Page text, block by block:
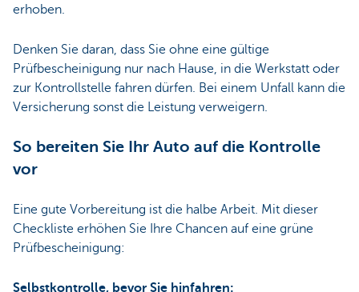
erhoben.
Denken Sie daran, dass Sie ohne eine gültige
Prüfbescheinigung nur nach Hause, in die Werkstatt oder
zur Kontrollstelle fahren dürfen. Bei einem Unfall kann die
Versicherung sonst die Leistung verweigern.
So bereiten Sie Ihr Auto auf die Kontrolle
vor
Eine gute Vorbereitung ist die halbe Arbeit. Mit dieser
Checkliste erhöhen Sie Ihre Chancen auf eine grüne
Prüfbescheinigung:
Selbstkontrolle, bevor Sie hinfahren: